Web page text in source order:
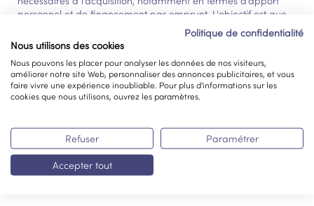
personnel et de financement par emprunt. L'objectif est que
la somme de l'apport et la dette financière corresponde au
prix d'acquisition.
Le schéma de financement est établi à partir des résultats
obtenus via deux méthodes de valorisation : la méthode
fondée sur l’Excédent Brut d’Exploitation (EBE) et celle basée
retenue comme référence. À défaut, les calculs sont réalisés
sur la valeur haute de la valorisation par l’EBE.
Il se compose des éléments suivants :
Politique de confidentialité
Nous utilisons des cookies
Nous pouvons les placer pour analyser les données de nos visiteurs,
améliorer notre site Web, personnaliser des annonces publicitaires, et vous
faire vivre une expérience inoubliable. Pour plus d'informations sur les
cookies que nous utilisons, ouvrez les paramètres.
Refuser
Paramétrer
Accepter tout